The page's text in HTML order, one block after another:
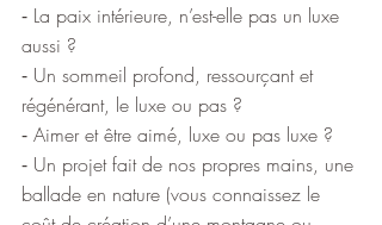
⁃ La paix intérieure, n’est-elle pas un luxe
aussi ?
⁃ Un sommeil profond, ressourçant et
régénérant, le luxe ou pas ?
⁃ Aimer et être aimé, luxe ou pas luxe ?
⁃ Un projet fait de nos propres mains, une
ballade en nature (vous connaissez le